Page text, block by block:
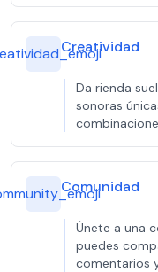
Creatividad
Da rienda
sonoras
Comunidad
Únete a una
puedes
comentarios